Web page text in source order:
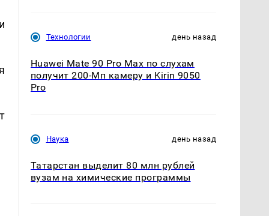
Технологии день назад
Huawei Mate 90 Pro Max по слухам
получит 200-Мп камеру и Kirin 9050
Pro
Наука день назад
Татарстан выделит 80 млн рублей
вузам на химические программы